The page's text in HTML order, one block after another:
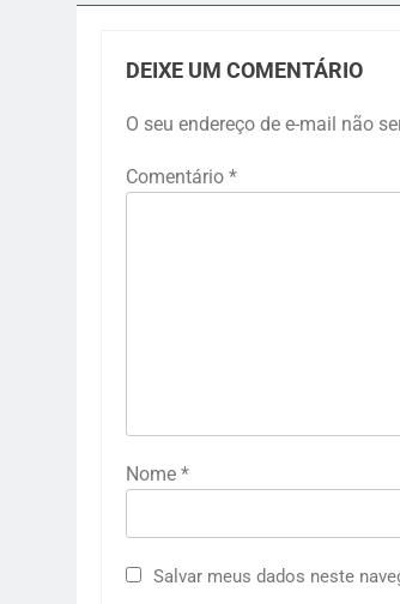
DEIXE UM COMENTÁRIO
O seu endereço de e-mail não
Comentário *
Nome *
Salvar meus dados neste